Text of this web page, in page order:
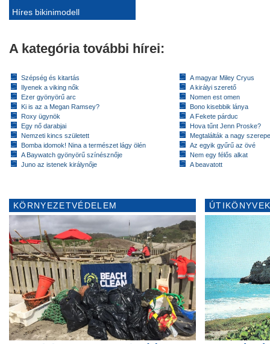
Híres bikinimodell
A kategória további hírei:
Szépség és kitartás
Ilyenek a viking nők
Ezer gyönyörű arc
Ki is az a Megan Ramsey?
Roxy ügynök
Egy nő darabjai
Nemzeti kincs született
Bomba idomok! Nina a természet lágy ölén
A Baywatch gyönyörű színésznője
Juno az istenek királynője
A magyar Miley Cryus
A királyi szerető
Nomen est omen
Bono kisebbik lánya
A Fekete párduc
Hova tűnt Jenn Proske?
Megtalálták a nagy
Az egyik gyűrű az övé
Nem egy félős alkat
A beavatott
KÖRNYEZETVÉDELEM